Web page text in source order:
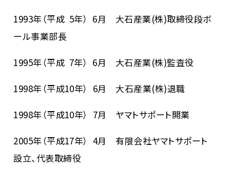
1993年（平成 5年） 6月 大石産業(株)取締役段ボ
ール事業部長
1995年（平成 7年） 6月 大石産業(株)監査役
1998年（平成10年） 6月 大石産業(株)退職
1998年（平成10年） 7月 ヤマトサポート開業
2005年（平成17年） 4月 有限会社ヤマトサポート
設立、代表取締役